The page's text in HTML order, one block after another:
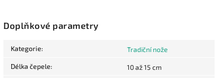
Doplňkové parametry
Kategorie: Tradiční nože
Délka čepele: 10 až 15 cm